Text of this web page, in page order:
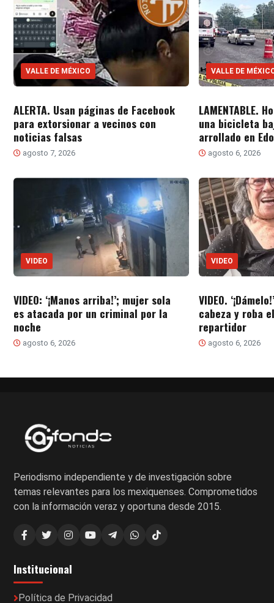
VALLE DE MÉXICO
ALERTA. Usan páginas de Facebook
para extorsionar a vecinos con
noticias falsas
agosto 7, 2026
VALLE DE
LAMENTABLE.
una bicicleta
arrollado en
agosto 6, 2026
VIDEO
VIDEO: ‘¡Manos arriba!’; mujer sola
es atacada por un criminal por la
noche
agosto 6, 2026
VIDEO
VIDEO.
cabeza y roba
repartidor
agosto 6, 2026
Periodismo independiente y de investigación sobre
temas relevantes para los mexiquenses. Comprometidos
con la información veraz y oportuna desde 2015.
Institucional
Política de Privacidad